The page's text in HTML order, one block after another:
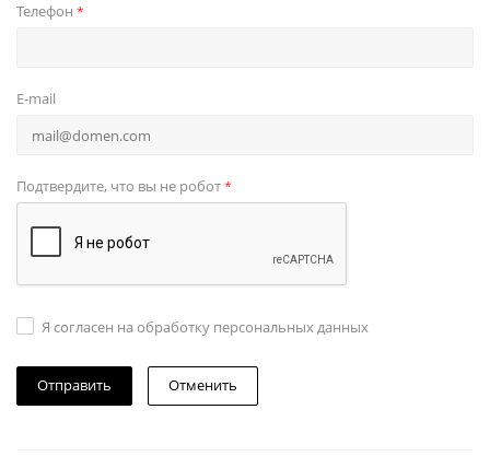
Телефон *
E-mail
Подтвердите, что вы не робот*
Я согласен на обработку персональных данных
Отменить